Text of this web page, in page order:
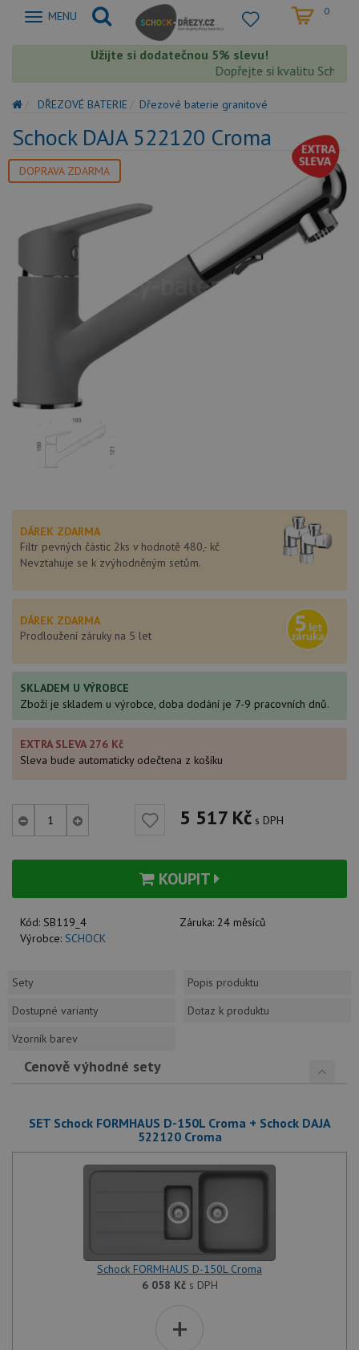
Zobrazit
MENU 0
Užijte si dodatečnou 5% slevu!
Dopřejte si kvalitu Schock
DŘEZOVÉ BATERIE Dřezové baterie granitové
Schock DAJA 522120 Croma
DOPRAVA ZDARMA
DÁREK ZDARMA
Filtr pevných částic 2ks v hodnotě 480,- kč
Nevztahuje se k zvýhodněným setům.
DÁREK ZDARMA
Prodloužení záruky na 5 let
SKLADEM U VÝROBCE
Zboží je skladem u výrobce, doba dodání je 7-9 pracovních dnů.
EXTRA SLEVA 276 Kč
Sleva bude automaticky odečtena z košíku
5 517 Kč s DPH
KOUPIT
Kód: SB119_4 Záruka: 24 měsíců
Výrobce: SCHOCK
Sety
Popis produktu
Dostupné varianty
Dotaz k produktu
Vzorník barev
Cenově výhodné sety
SET Schock FORMHAUS D-150L Croma + Schock DAJA
522120 Croma
Schock FORMHAUS D-150L Croma
6 058 Kčs DPH
+